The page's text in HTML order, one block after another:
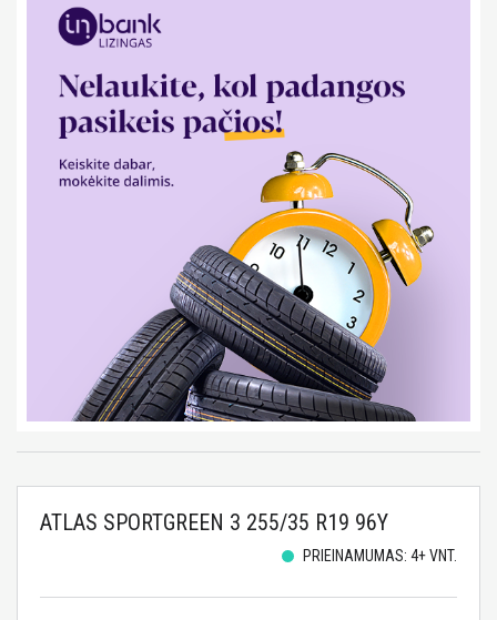
ATLAS SPORTGREEN 3 255/35 R19 96Y
PRIEINAMUMAS: 4+ VNT.